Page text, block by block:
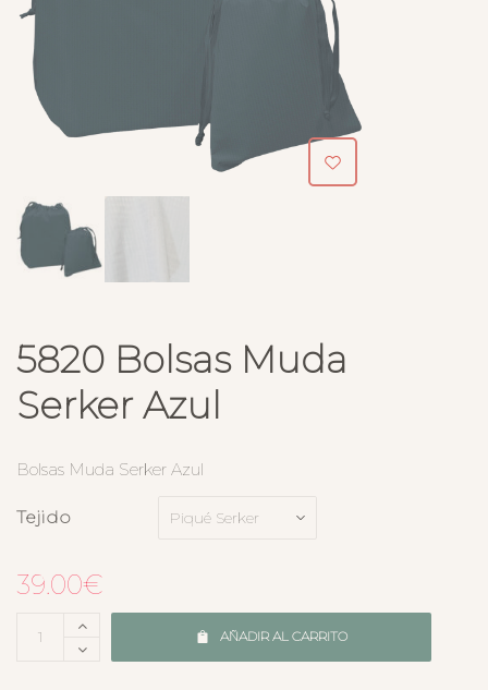
5820 Bolsas Muda
Serker Azul
Bolsas Muda Serker Azul
Tejido
39.00€
AÑADIR AL CARRITO